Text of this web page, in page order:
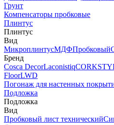
Грунт
Компенсаторы пробковые
Плинтус
Плинтус
Вид
МикроплинтусМДФПробковый
Бренд
Cosca DecorLaconistiq
FloorLWD
Погонаж для настенных
Подложка
Подложка
Вид
Пробковый лист технический